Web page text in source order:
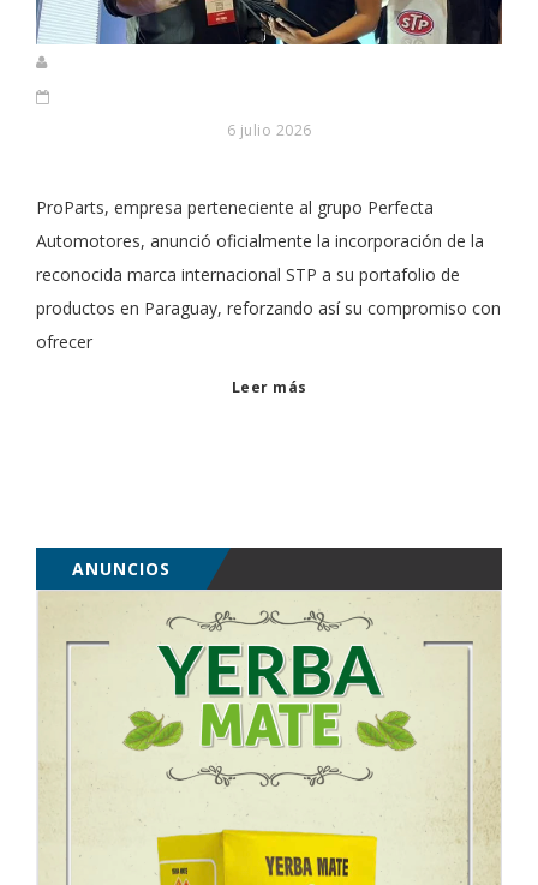
6 julio 2026
ProParts, empresa perteneciente al grupo Perfecta
Automotores, anunció oficialmente la incorporación de la
reconocida marca internacional STP a su portafolio de
productos en Paraguay, reforzando así su compromiso con
ofrecer
Leer más
ANUNCIOS